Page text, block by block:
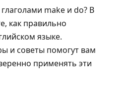
make и do? В
как правильно
языке.
и советы помогут вам
применять эти